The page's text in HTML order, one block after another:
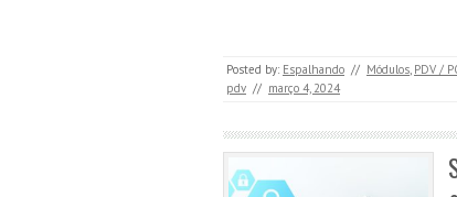
Posted by: Espalhando // Módulos, PDV /
pdv // março 4, 2024